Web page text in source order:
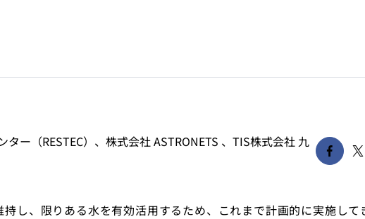
ー（RESTEC）、株式会社 ASTRONETS 、TIS株式会社 九
し、限りある水を有効活用するため、これまで計画的に実施して